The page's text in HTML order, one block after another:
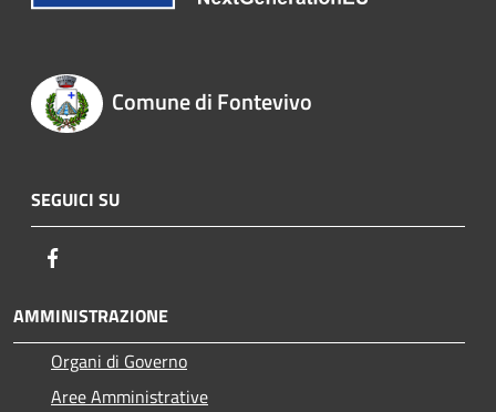
Comune di Fontevivo
SEGUICI SU
AMMINISTRAZIONE
Organi di Governo
Aree Amministrative